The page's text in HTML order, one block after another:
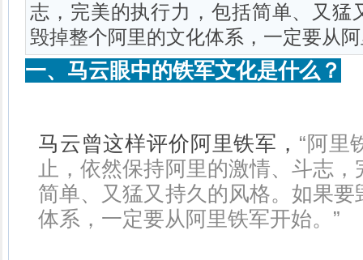
志，完美的执行力，包括简单、又猛
毁掉整个阿里的文化体系，一定要从
一、马云眼中的铁军文化是什么？
马云曾这样评价阿里铁军， “阿里
止，依然保持阿里的激情、斗志
简单、又猛又持久的风格。如果
体系，一定要从阿里铁军开始。”